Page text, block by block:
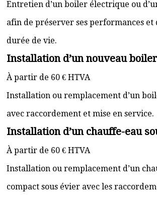
Entretien d’un boiler électrique ou
afin de préserver ses performances et
durée de vie.
Installation d’un nouveau
À partir de 60 € HTVA
Installation ou remplacement d’un
avec raccordement et mise en service.
Installation d’un chauffe-eau
À partir de 60 € HTVA
Installation ou remplacement d’un
compact sous évier avec les